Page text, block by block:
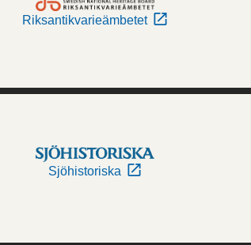
Riksantikvarieämbetet
Sjöhistoriska